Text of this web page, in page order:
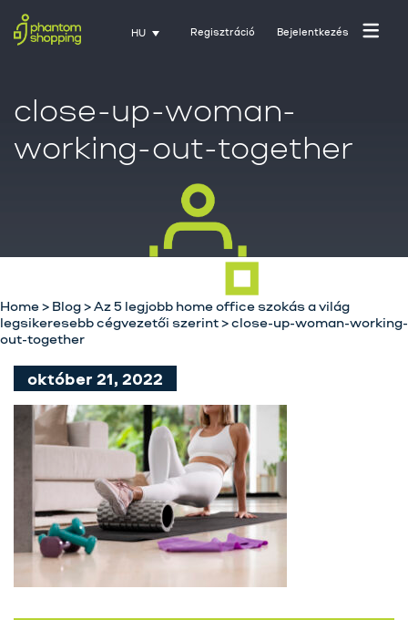
HU Regisztráció Bejelentkezés
Főoldal
Szolgáltatásaink
Karrier
Kapcsolat
Tréning
Próbavásárlóknak
close-up-woman-
working-out-together
Home> Blog>Az 5 legjobb home office szokás a világ
legsikeresebb cégvezetői szerint>close-up-woman-working-
out-together
október 21, 2022